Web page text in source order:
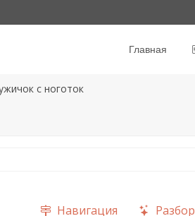
Главная
с ноготок
Навигация Разбор